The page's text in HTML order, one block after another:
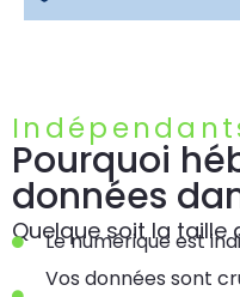
Pourquoi
données
Quelque soit la taille
Le numérique est
Vos données sont